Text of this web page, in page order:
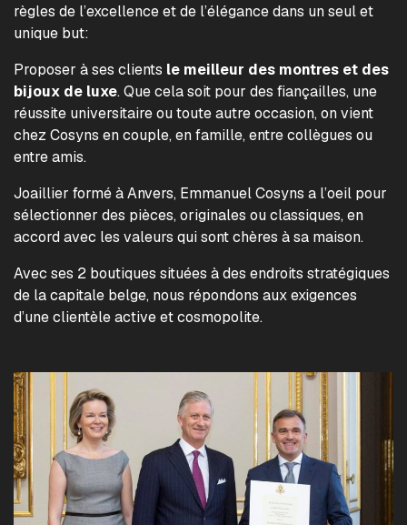
règles de l’excellence et de l’élégance dans un seul et
unique but:
Proposer à ses clients le meilleur des montres et des
bijoux de luxe. Que cela soit pour des fiançailles, une
réussite universitaire ou toute autre occasion, on vient
chez Cosyns en couple, en famille, entre collègues ou
entre amis.
Joaillier formé à Anvers, Emmanuel Cosyns a l’oeil pour
sélectionner des pièces, originales ou classiques, en
accord avec les valeurs qui sont chères à sa maison.
Avec ses 2 boutiques situées à des endroits stratégiques
de la capitale belge, nous répondons aux exigences
d’une clientèle active et cosmopolite.